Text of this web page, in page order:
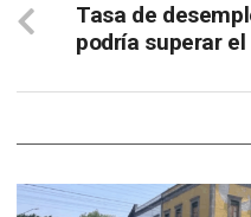
Tasa de
podría superar el